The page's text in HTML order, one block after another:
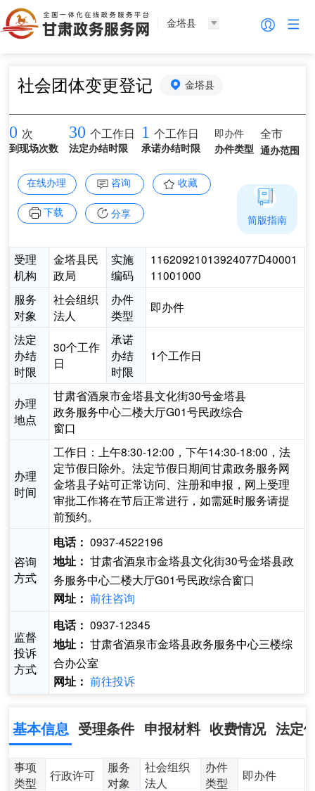
金塔县
社会团体变更登记 金塔县
0 次
到现场次数
30 个工作日
法定办结时限
1 个工作日
承诺办结时限
即办件
办件类型
全市
通办范围
在线办理 咨询 收藏
下载 分享
受理
机构
金塔县民
政局
实施
编码
11620921013924077D40001
11001000
服务
对象
社会组织
法人
办件
类型
即办件
法定
办结
时限
30个工作
日
承诺
办结
时限
1个工作日
办理
地点
甘肃省酒泉市金塔县文化街30号金塔县
政务服务中心二楼大厅G01号民政综合
窗口
办理
时间
工作日：上午8:30-12:00，下午14:30-18:00，法
定节假日除外。法定节假日期间甘肃政务服务网
金塔县子站可正常访问、注册和申报，网上受理
审批工作将在节后正常进行，如需延时服务请提
前预约。
咨询
方式
电话： 0937-4522196
地址： 甘肃省酒泉市金塔县文化街30号金塔县政
务服务中心二楼大厅G01号民政综合窗口
网址： 前往咨询
监督
投诉
方式
电话： 0937-12345
地址： 甘肃省酒泉市金塔县政务服务中心三楼综
合办公室
网址： 前往投诉
简版指南
基本信息 受理条件 申报材料 收费情况 法定
事项
类型
行政许可
服务
对象
社会组织
法人
办件
类型
即办件